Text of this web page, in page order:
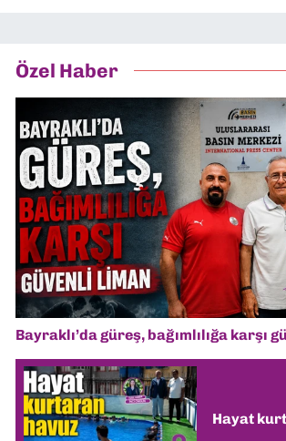
Özel Haber
Bayraklı’da güreş, bağımlılığa karşı
Hayat